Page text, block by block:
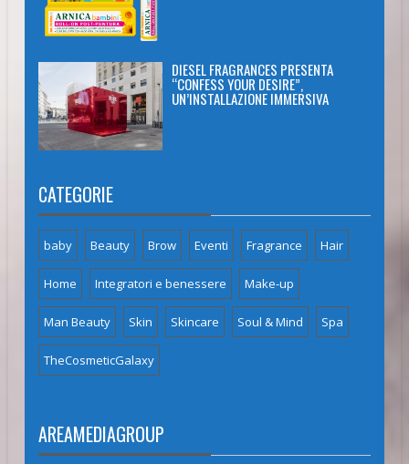
DIESEL FRAGRANCES PRESENTA
“CONFESS YOUR DESIRE”,
UN’INSTALLAZIONE IMMERSIVA
CATEGORIE
baby Beauty Brow Eventi Fragrance Hair
Home Integratori e benessere Make-up
Man Beauty Skin Skincare Soul & Mind Spa
TheCosmeticGalaxy
AREAMEDIAGROUP